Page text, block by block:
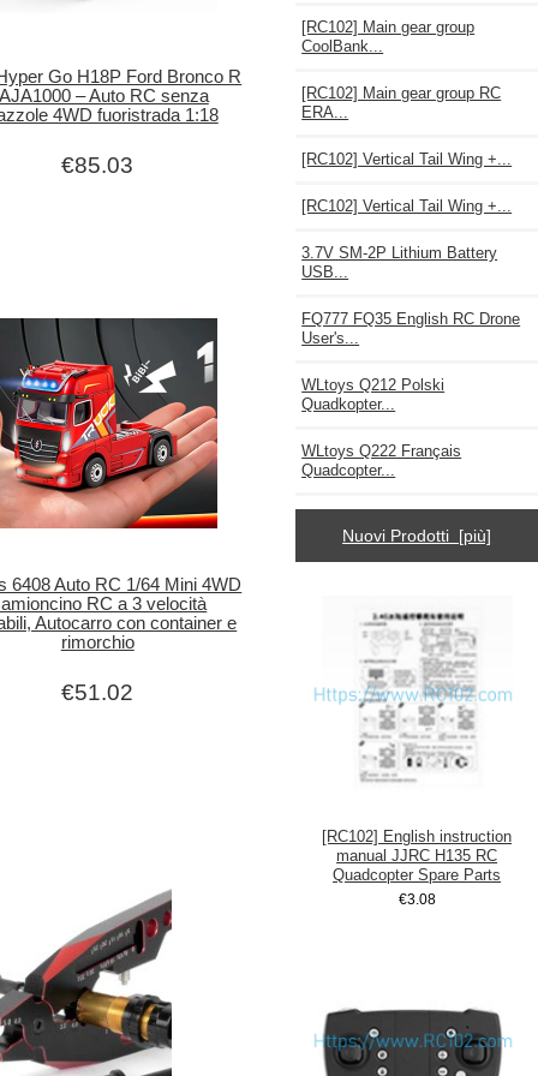
Go H18P Ford Bronco R
– Auto RC senza
4WD fuoristrada 1:18
€85.03
6408 Auto RC 1/64 Mini 4WD
RC a 3 velocità
Autocarro con container e
rimorchio
€51.02
[RC102] Main gear group
CoolBank...
[RC102] Main gear group RC
ERA...
[RC102] Vertical Tail Wing +...
[RC102] Vertical Tail Wing +...
3.7V SM-2P Lithium Battery
USB...
FQ777 FQ35 English RC Drone
User's...
WLtoys Q212 Polski
Quadkopter...
WLtoys Q222 Français
Quadcopter...
Nuovi Prodotti [più]
[RC102] English instruction
manual JJRC H135 RC
Quadcopter Spare Parts
€3.08